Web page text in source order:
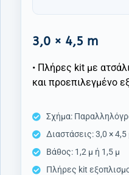
3,0 × 4,5 m
• Πλήρες kit με
και προεπιλεγμένο
Σχήμα:
Διαστάσεις: 3,0 × 4,5
Βάθος: 1,2 μ ή 1,5 μ
Πλήρες kit